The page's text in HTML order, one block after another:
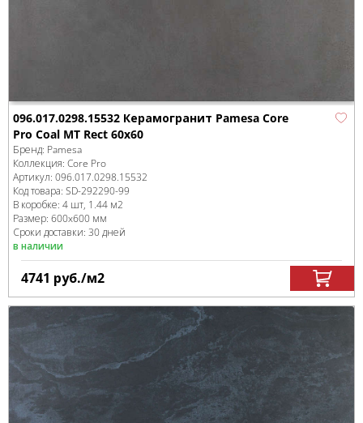
096.017.0298.15532 Керамогранит Pamesa Core
Pro Coal MT Rect 60x60
Бренд: Pamesa
Коллекция: Core Pro
Артикул: 096.017.0298.15532
Код товара: SD-292290-99
В коробке: 4 шт, 1.44 м2
Размер: 600x600 мм
Сроки доставки: 30 дней
в наличии
4741 руб./м2